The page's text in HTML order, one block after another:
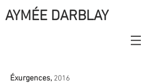
AYMÉE DARBLAY
Éxurgences, 2016